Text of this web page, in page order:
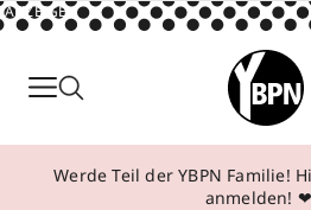
ANZEIGE
Parfum
Make-up
Werde Teil der YBPN Familie!
anmelden! ❤